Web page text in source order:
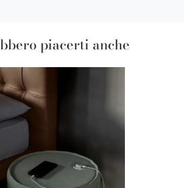
piacerti anche